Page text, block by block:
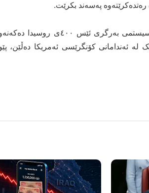
رەتدەکرێتەوە پەسەند بکرێت.
باشبوونەوەی پەیوەندییەکان دەرگاش بە رووی چارەسەری قەیرانی سیستمی
ئەندامانی کۆنگرێسی ئەمریکا دەڵێن،